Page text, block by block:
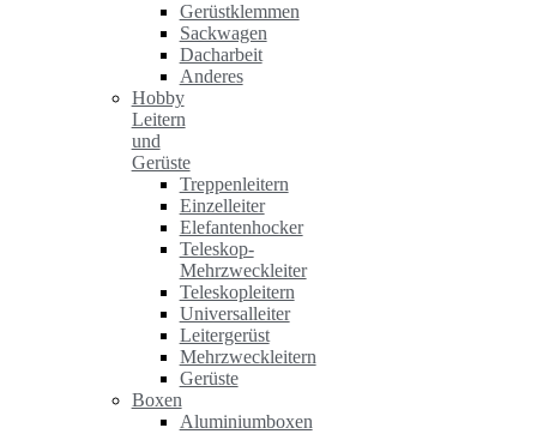
Gerüstklemmen
Sackwagen
Dacharbeit
Anderes
Hobby
Leitern
und
Gerüste
Treppenleitern
Einzelleiter
Elefantenhocker
Teleskop-
Mehrzweckleiter
Teleskopleitern
Universalleiter
Leitergerüst
Mehrzweckleitern
Gerüste
Boxen
Aluminiumboxen